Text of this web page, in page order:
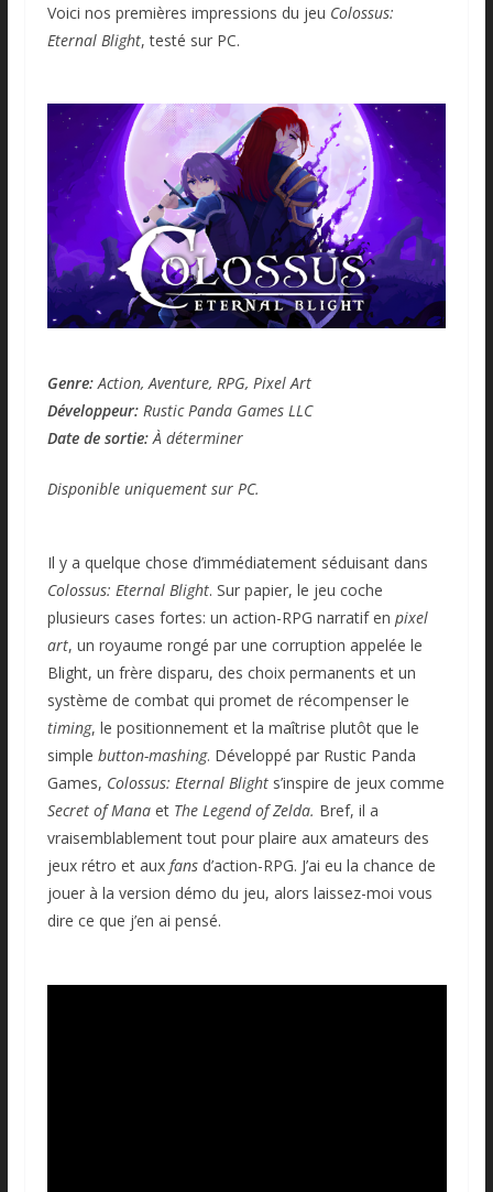
Voici nos premières impressions du jeu Colossus:
Eternal Blight, testé sur PC.
Genre:Action, Aventure, RPG, Pixel Art
Développeur: Rustic Panda Games LLC
Date de sortie:À déterminer
Disponible uniquement sur PC.
Il y a quelque chose d’immédiatement séduisant dans
Colossus: Eternal Blight. Sur papier, le jeu coche
plusieurs cases fortes: un action-RPG narratif en pixel
art, un royaume rongé par une corruption appelée le
Blight, un frère disparu, des choix permanents et un
système de combat qui promet de récompenser le
timing, le positionnement et la maîtrise plutôt que le
simple button-mashing. Développé par Rustic Panda
Games, Colossus: Eternal Blights’inspire de jeux comme
Secret of Manaet The Legend of Zelda. Bref, il a
vraisemblablement tout pour plaire aux amateurs des
jeux rétro et aux fansd’action-RPG. J’ai eu la chance de
jouer à la version démo du jeu, alors laissez-moi vous
dire ce que j’en ai pensé.